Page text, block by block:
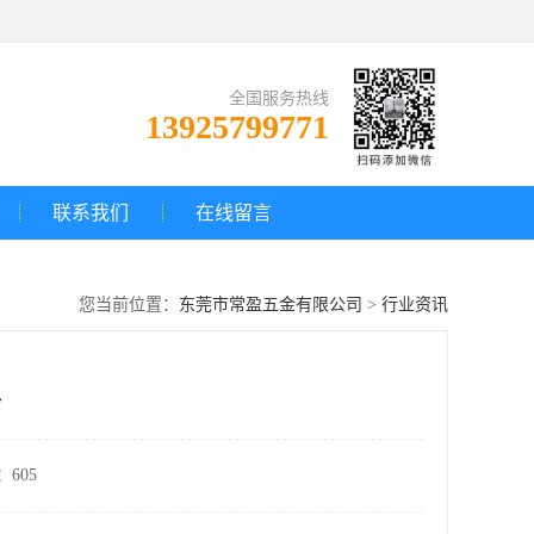
全国服务热线
13925799771
联系我们 在线留言
您当前位置： 东莞市常盈五金有限公司 > 行业资讯
605